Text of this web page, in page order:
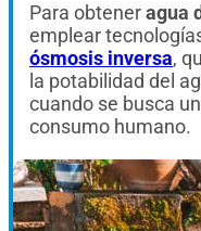
Para obteneragua
emplear
ósmosis inversa,
la potabilidad del
cuando se busca
consumo humano.